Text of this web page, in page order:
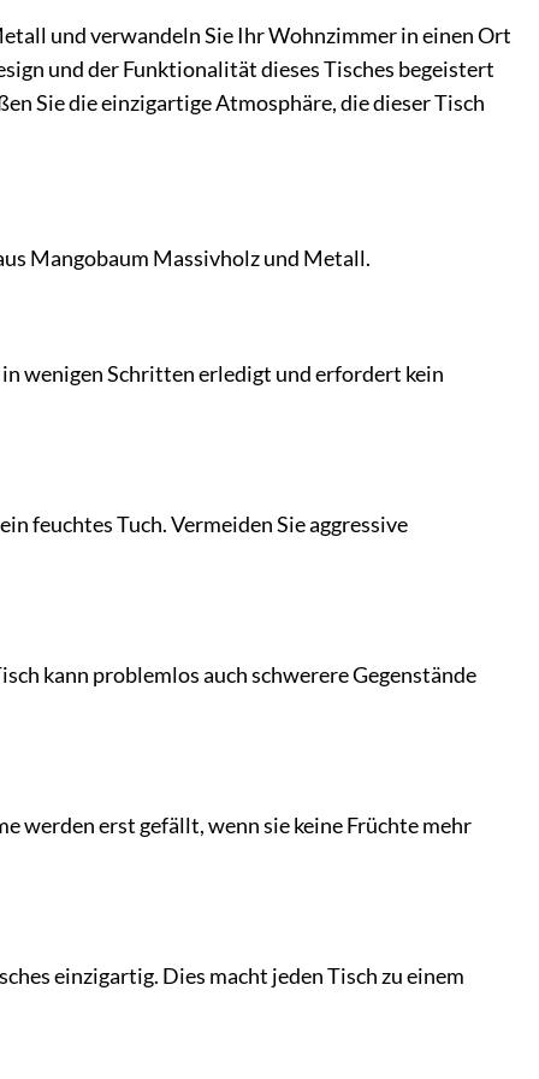
und verwandeln Sie Ihr Wohnzimmer in einen Ort
und der Funktionalität dieses Tisches begeistert
Sie die einzigartige Atmosphäre, die dieser Tisch
Mangobaum Massivholz und Metall.
wenigen Schritten erledigt und erfordert kein
feuchtes Tuch. Vermeiden Sie aggressive
kann problemlos auch schwerere Gegenstände
werden erst gefällt, wenn sie keine Früchte mehr
einzigartig. Dies macht jeden Tisch zu einem